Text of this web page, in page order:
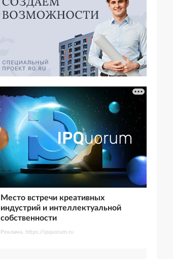
Место встречи креативных
индустрий и интеллектуальной
собственности
Реклама. https://ipquorum.ru